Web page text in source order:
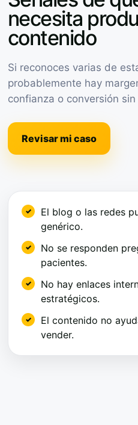
necesita
contenido
Si reconoces varias de
probablemente hay
confianza o conversión sin
Revisar mi caso
El blog o las redes
genérico.
No se responden
pacientes.
No hay enlaces
estratégicos.
El contenido no
vender.